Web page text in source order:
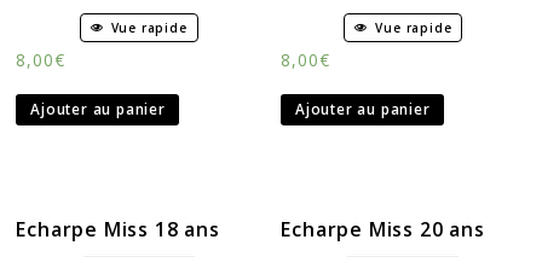
Vue rapide
8,00€
Ajouter au panier
Vue rapide
8,00€
Ajouter au panier
Echarpe Miss 18 ans Echarpe Miss 20 ans